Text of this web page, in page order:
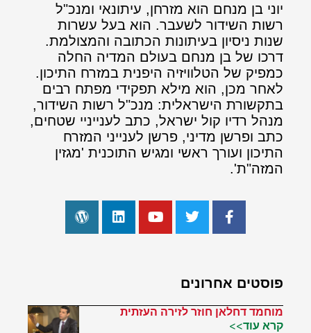
יוני בן מנחם הוא מזרחן, עיתונאי ומנכ"ל
רשות השידור לשעבר. הוא בעל עשרות
שנות ניסיון בעיתונות הכתובה והמצולמת.
דרכו של בן מנחם בעולם המדיה החלה
כמפיק של הטלוויזיה היפנית במזרח התיכון.
לאחר מכן, הוא מילא תפקידי מפתח רבים
בתקשורת הישראלית: מנכ"ל רשות השידור,
מנהל רדיו קול ישראל, כתב לענייניי שטחים,
כתב ופרשן מדיני, פרשן לענייני המזרח
התיכון ועורך ראשי ומגיש התוכנית 'מגזין
המזה"ת'.
פוסטים אחרונים
מוחמד דחלאן חוזר לזירה העזתית
קרא עוד>>